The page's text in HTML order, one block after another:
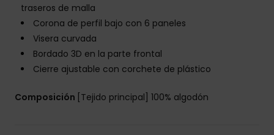
traseros de malla
Corona de perfil bajo con 6 paneles
Visera curvada
Bordado 3D en la parte frontal
Cierre ajustable con corchete de plástico
Composición [Tejido principal] 100% algodón